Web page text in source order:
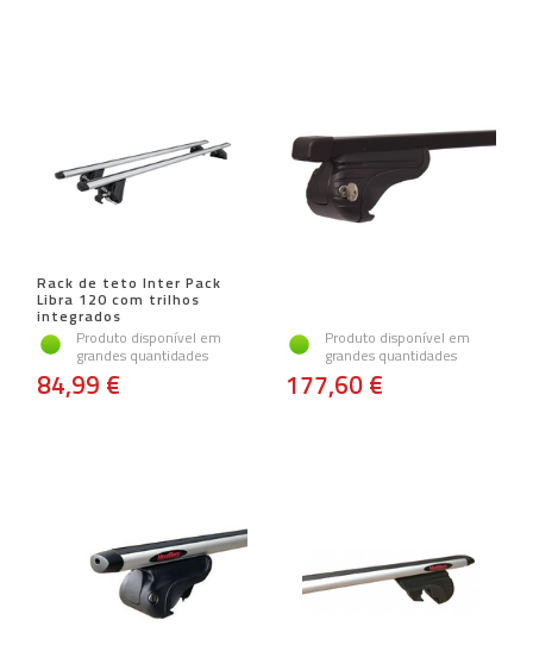
Rack de teto Inter Pack
Libra 120 com trilhos
integrados
Produto disponível em
grandes quantidades
84,99 €
Produto disponível em
grandes quantidades
177,60 €